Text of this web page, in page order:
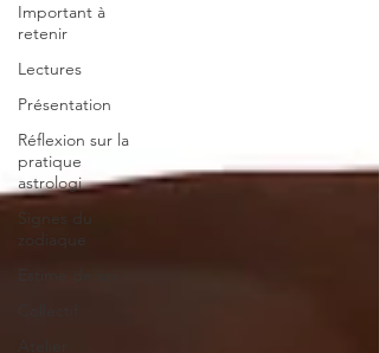
Important à
retenir
Lectures
Présentation
Réflexion sur la
pratique
astrologi
Signes du
zodiaque